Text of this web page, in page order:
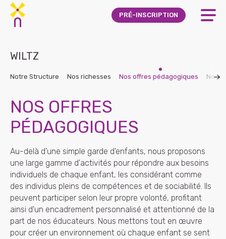
Skip to main content
PRÉ-INSCRIPTION
WILTZ
Notre Structure Nos richesses Nos offres pédagogiques Nos
NOS OFFRES
PÉDAGOGIQUES
Au-delà d’une simple garde d’enfants, nous proposons
une large gamme d'activités pour répondre aux besoins
individuels de chaque enfant, les considérant comme
des individus pleins de compétences et de sociabilité. Ils
peuvent participer selon leur propre volonté, profitant
ainsi d'un encadrement personnalisé et attentionné de la
part de nos éducateurs. Nous mettons tout en œuvre
pour créer un environnement où chaque enfant se sent